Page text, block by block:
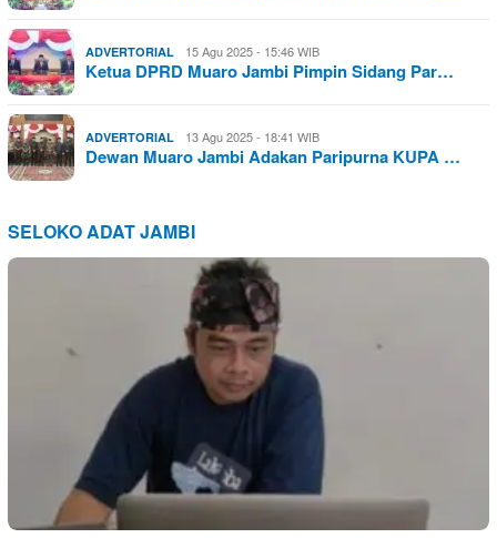
ADVERTORIAL 15 Agu 2025 - 15:46 WIB
Ketua DPRD Muaro Jambi Pimpin Sidang Par…
ADVERTORIAL 13 Agu 2025 - 18:41 WIB
Dewan Muaro Jambi Adakan Paripurna KUPA …
SELOKO ADAT JAMBI